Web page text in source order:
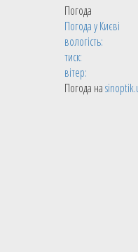
Погода
Погода уКиєві
вологість:
тиск:
вітер:
Погода на